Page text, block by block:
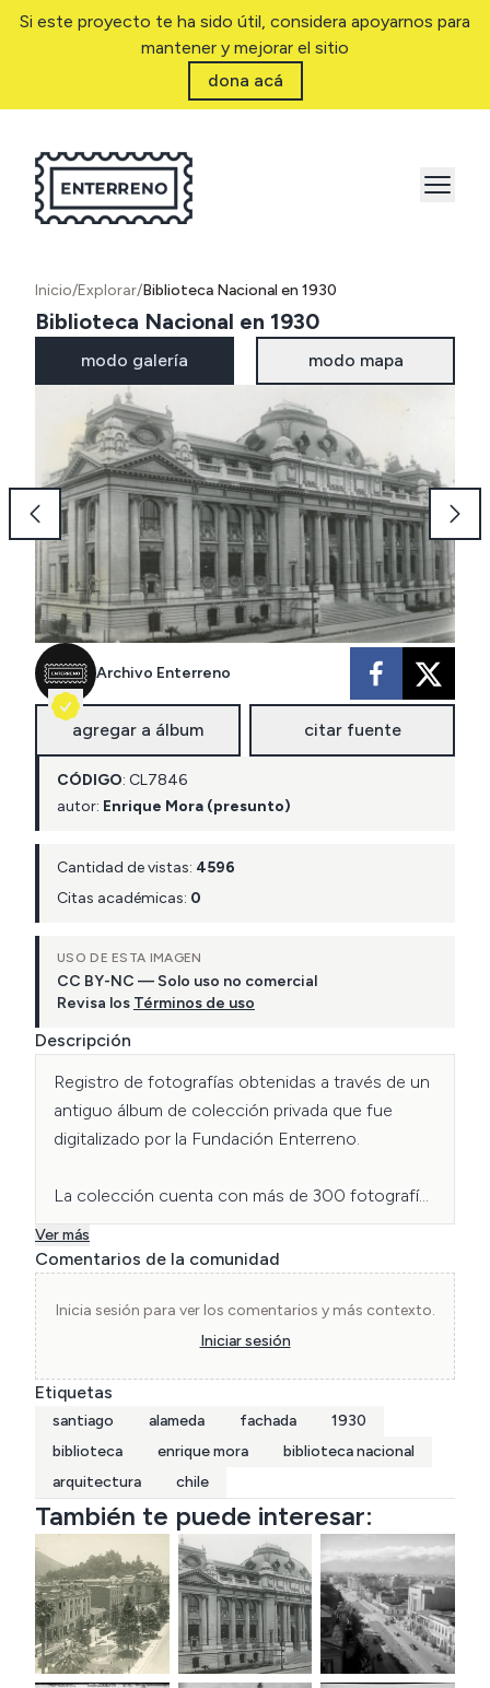
Si este proyecto te ha sido útil, considera apoyarnos para
mantener y mejorar el sitio
dona acá
Inicio/Explorar/Biblioteca Nacional en 1930
Biblioteca Nacional en 1930
modo galería modo mapa
Archivo Enterreno
agregar a álbum citar fuente
CÓDIGO: CL7846
autor: Enrique Mora (presunto)
Cantidad de vistas: 4596
Citas académicas: 0
USO DE ESTA IMAGEN
CC BY-NC — Solo uso no comercial
Revisa los Términos de uso
Descripción
Registro de fotografías obtenidas a través de un
antiguo álbum de colección privada que fue
digitalizado por la Fundación Enterreno.
La colección cuenta con más de 300 fotografías
de todo Chile en alta calidad. Algunas de ellas
presentan daños o envejecimiento del material.
Ver más
Comentarios de la comunidad
Inicia sesión para ver los comentarios y más contexto.
Iniciar sesión
Etiquetas
santiago alameda fachada
1930
biblioteca
enrique mora
biblioteca nacional
arquitectura
chile
También te puede interesar: